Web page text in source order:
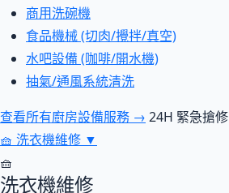
商用洗碗機
食品機械 (切肉/攪拌/真空)
水吧設備 (咖啡/開水機)
抽氣/通風系統清洗
查看所有廚房設備服務 → 24H 緊急搶修
🧺 洗衣機維修 ▼
🧺
洗衣機維修